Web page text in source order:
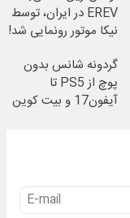
EREV در ایران، توسط
نیکا موتور رونمایی شد!
گردونه شانس بدون
پوچ از PS5 تا
آیفون17 و بیت کوین